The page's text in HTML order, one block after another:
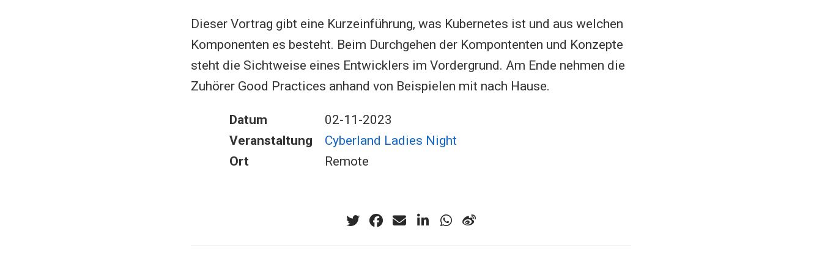
Dieser Vortrag gibt eine Kurzeinführung, was Kubernetes ist und aus welchen
Komponenten es besteht. Beim Durchgehen der Kompontenten und Konzepte
steht die Sichtweise eines Entwicklers im Vordergrund. Am Ende nehmen die
Zuhörer Good Practices anhand von Beispielen mit nach Hause.
Datum
02-11-2023
Veranstaltung
Cyberland Ladies Night
Ort
Remote